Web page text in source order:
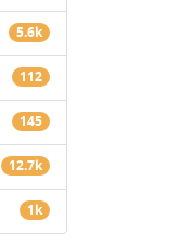
5.6k
112
145
12.7k
1k